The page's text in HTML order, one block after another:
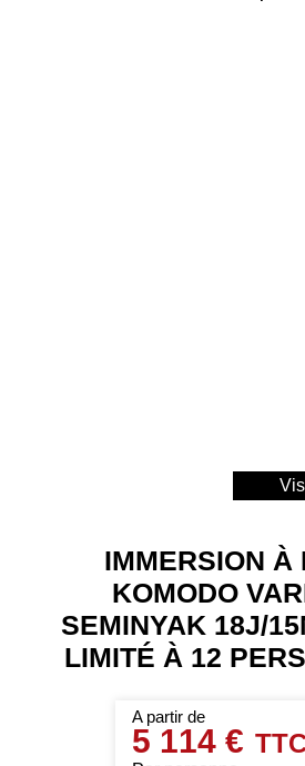
IMMERSION À
KOMODO
SEMINYAK 18J/
LIMITÉ À 12
5 114 €